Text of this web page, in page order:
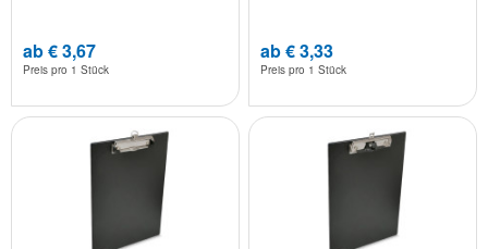
ab € 3,67
Preis pro 1 Stück
ab € 3,33
Preis pro 1 Stück